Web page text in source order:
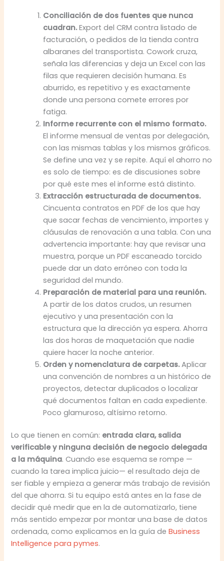
Conciliación de dos fuentes que nunca
cuadran.Export del CRM contra listado de
facturación, o pedidos de la tienda contra
albaranes del transportista. Cowork cruza,
señala las diferencias y deja un Excel con las
filas que requieren decisión humana. Es
aburrido, es repetitivo y es exactamente
donde una persona comete errores por
fatiga.
Informe recurrente con el mismo formato.
El informe mensual de ventas por delegación,
con las mismas tablas y los mismos gráficos.
Se define una vez y se repite. Aquí el ahorro no
es solo de tiempo: es de discusiones sobre
por qué este mes el informe está distinto.
Extracción estructurada de documentos.
Cincuenta contratos en PDF de los que hay
que sacar fechas de vencimiento, importes y
cláusulas de renovación a una tabla. Con una
advertencia importante: hay que revisar una
muestra, porque un PDF escaneado torcido
puede dar un dato erróneo con toda la
seguridad del mundo.
Preparación de material para una reunión.
A partir de los datos crudos, un resumen
ejecutivo y una presentación con la
estructura que la dirección ya espera. Ahorra
las dos horas de maquetación que nadie
quiere hacer la noche anterior.
Orden y nomenclatura de carpetas.Aplicar
una convención de nombres a un histórico de
proyectos, detectar duplicados o localizar
qué documentos faltan en cada expediente.
Poco glamuroso, altísimo retorno.
Lo que tienen en común: entrada clara, salida
verificable y ninguna decisión de negocio delegada
a la máquina. Cuando ese esquema se rompe —
cuando la tarea implica juicio— el resultado deja de
ser fiable y empieza a generar más trabajo de revisión
del que ahorra. Si tu equipo está antes en la fase de
decidir qué medir que en la de automatizarlo, tiene
más sentido empezar por montar una base de datos
ordenada, como explicamos en la guía deBusiness
Intelligence para pymes.